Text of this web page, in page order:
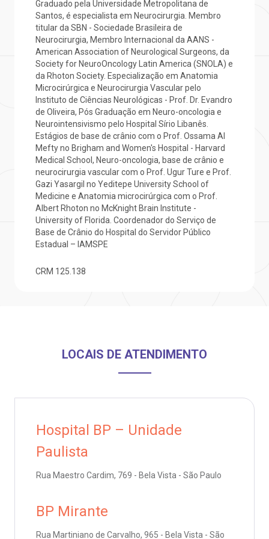
Saiba mais
Endereço:
R. Martiniano de Carvalho, 965
CEP: 01323-001 | Bela Vista
São Paulo - SP
Clínica Medicina da Mulher
R. Colômbia, 332
a BP
Conosco
de Benchmarking
Centro de Doenças Autoimunes
de veracidade de atestado
atendimento
Cirurgia
frequentes
de órgãos
de cuidado
e perdidos
Graduado pela Universidade Metropolitana de
Santos, é especialista em Neurocirurgia. Membro
titular da SBN - Sociedade Brasileira de
Neurocirurgia, Membro Internacional da AANS -
American Association of Neurological Surgeons, da
Society for NeuroOncology Latin America (SNOLA) e
da Rhoton Society. Especialização em Anatomia
Microcirúrgica e Neurocirurgia Vascular pelo
Instituto de Ciências Neurológicas - Prof. Dr. Evandro
de Oliveira, Pós Graduação em Neuro-oncologia e
Neurointensivismo pelo Hospital Sírio Libanês.
Estágios de base de crânio com o Prof. Ossama Al
Mefty no Brigham and Women's Hospital - Harvard
Medical School, Neuro-oncologia, base de crânio e
neurocirurgia vascular com o Prof. Ugur Ture e Prof.
Gazi Yasargil no Yeditepe University School of
Medicine e Anatomia microcirúrgica com o Prof.
Albert Rhoton no McKnight Brain Institute -
University of Florida. Coordenador do Serviço de
Base de Crânio do Hospital do Servidor Público
Estadual – IAMSPE
CRM 125.138
LOCAIS DE ATENDIMENTO
Hospital BP – Unidade
Paulista
Rua Maestro Cardim, 769 - Bela Vista - São Paulo
BP Mirante
Rua Martiniano de Carvalho, 965 - Bela Vista - São